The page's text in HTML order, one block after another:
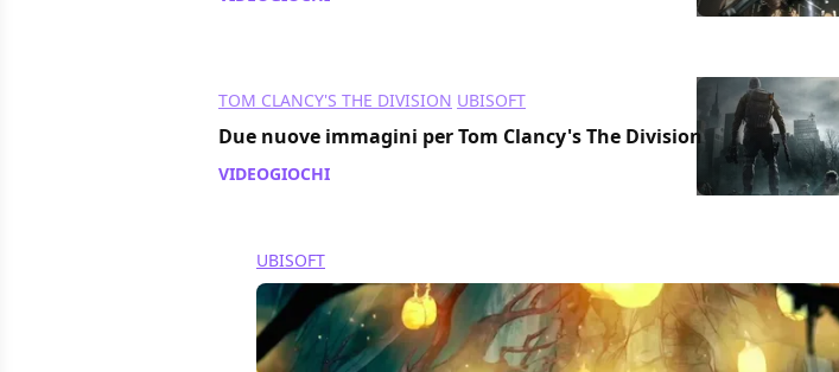
TOM CLANCY'S THE DIVISION UBISOFT
Due nuove immagini per Tom Clancy's The Division
VIDEOGIOCHI
UBISOFT